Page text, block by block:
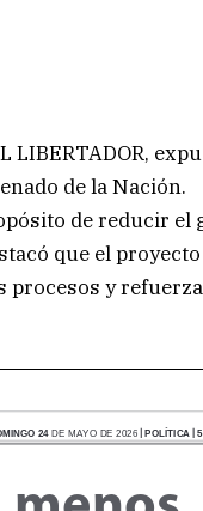
de la Nación.
de reducir el
que el proyecto
procesos y